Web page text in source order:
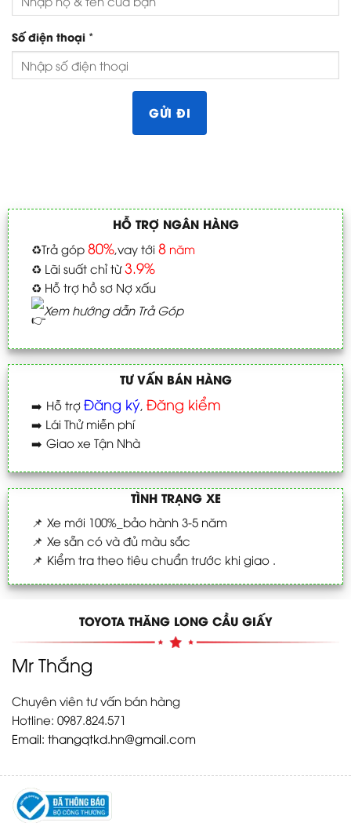
Số điện thoại *
HỖ TRỢ NGÂN HÀNG
♻️Trả góp 80%,vay tới 8năm
♻️ Lãi suất chỉ từ3.9%
♻️ Hỗ trợ hồ sơ Nợ xấu
Xem hướng dẫn Trả Góp
TƯ VẤN BÁN HÀNG
➡️ Hỗ trợ Đăng ký, Đăng kiểm
➡️ Lái Thử miễn phí
➡️ Giao xe Tận Nhà
TÌNH TRẠNG XE
📌 Xe mới 100%_bảo hành 3-5 năm
📌 Xe sẵn có và đủ màu sắc
📌 Kiểm tra theo tiêu chuẩn trước khi giao .
TOYOTA THĂNG LONG CẦU GIẤY
Mr Thắng
Chuyên viên tư vấn bán hàng
Hotline: 0987.824.571
Email: thangqtkd.hn@gmail.com